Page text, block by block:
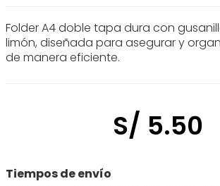
Folder A4 doble tapa dura con
limón, diseñada para asegurar y
de manera eficiente.
S/ 5.50
Tiempos de envío